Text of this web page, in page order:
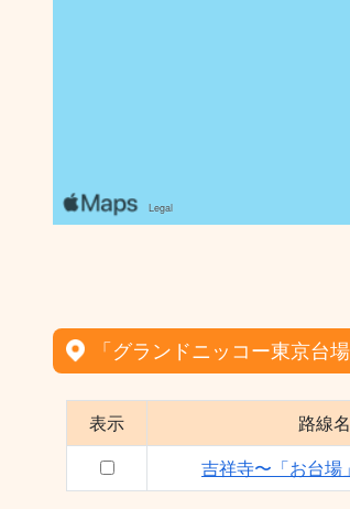
「グランドニッコー東京台
表示 路線名
吉祥寺〜「お台